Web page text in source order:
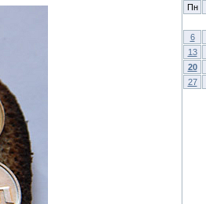
Пн
6
13
20
27